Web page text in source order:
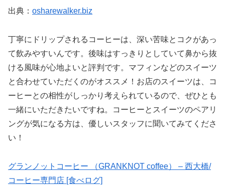
出典： osharewalker.biz
丁寧にドリップされるコーヒーは、深い苦味とコクがあっ
て飲みやすいんです。後味はすっきりとしていて鼻から抜
ける風味が心地よいと評判です。マフィンなどのスイーツ
と合わせていただくのがオススメ！お店のスイーツは、コ
ーヒーとの相性がしっかり考えられているので、ぜひとも
一緒にいただきたいですね。コーヒーとスイーツのペアリ
ングが気になる方は、優しいスタッフに聞いてみてくださ
い！
グランノットコーヒー （GRANKNOT coffee） – 西大橋/
コーヒー専門店 [食べログ]